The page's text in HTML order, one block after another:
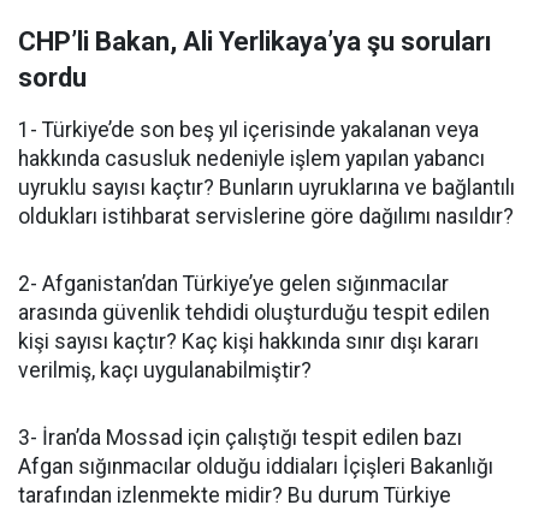
CHP’li Bakan, Ali Yerlikaya’ya şu soruları
sordu
1- Türkiye’de son beş yıl içerisinde yakalanan veya
hakkında casusluk nedeniyle işlem yapılan yabancı
uyruklu sayısı kaçtır? Bunların uyruklarına ve bağlantılı
oldukları istihbarat servislerine göre dağılımı nasıldır?
2- Afganistan’dan Türkiye’ye gelen sığınmacılar
arasında güvenlik tehdidi oluşturduğu tespit edilen
kişi sayısı kaçtır? Kaç kişi hakkında sınır dışı kararı
verilmiş, kaçı uygulanabilmiştir?
3- İran’da Mossad için çalıştığı tespit edilen bazı
Afgan sığınmacılar olduğu iddiaları İçişleri Bakanlığı
tarafından izlenmekte midir? Bu durum Türkiye